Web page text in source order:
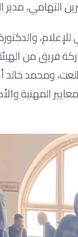
فريق من
ومحمد خالد
المهنية